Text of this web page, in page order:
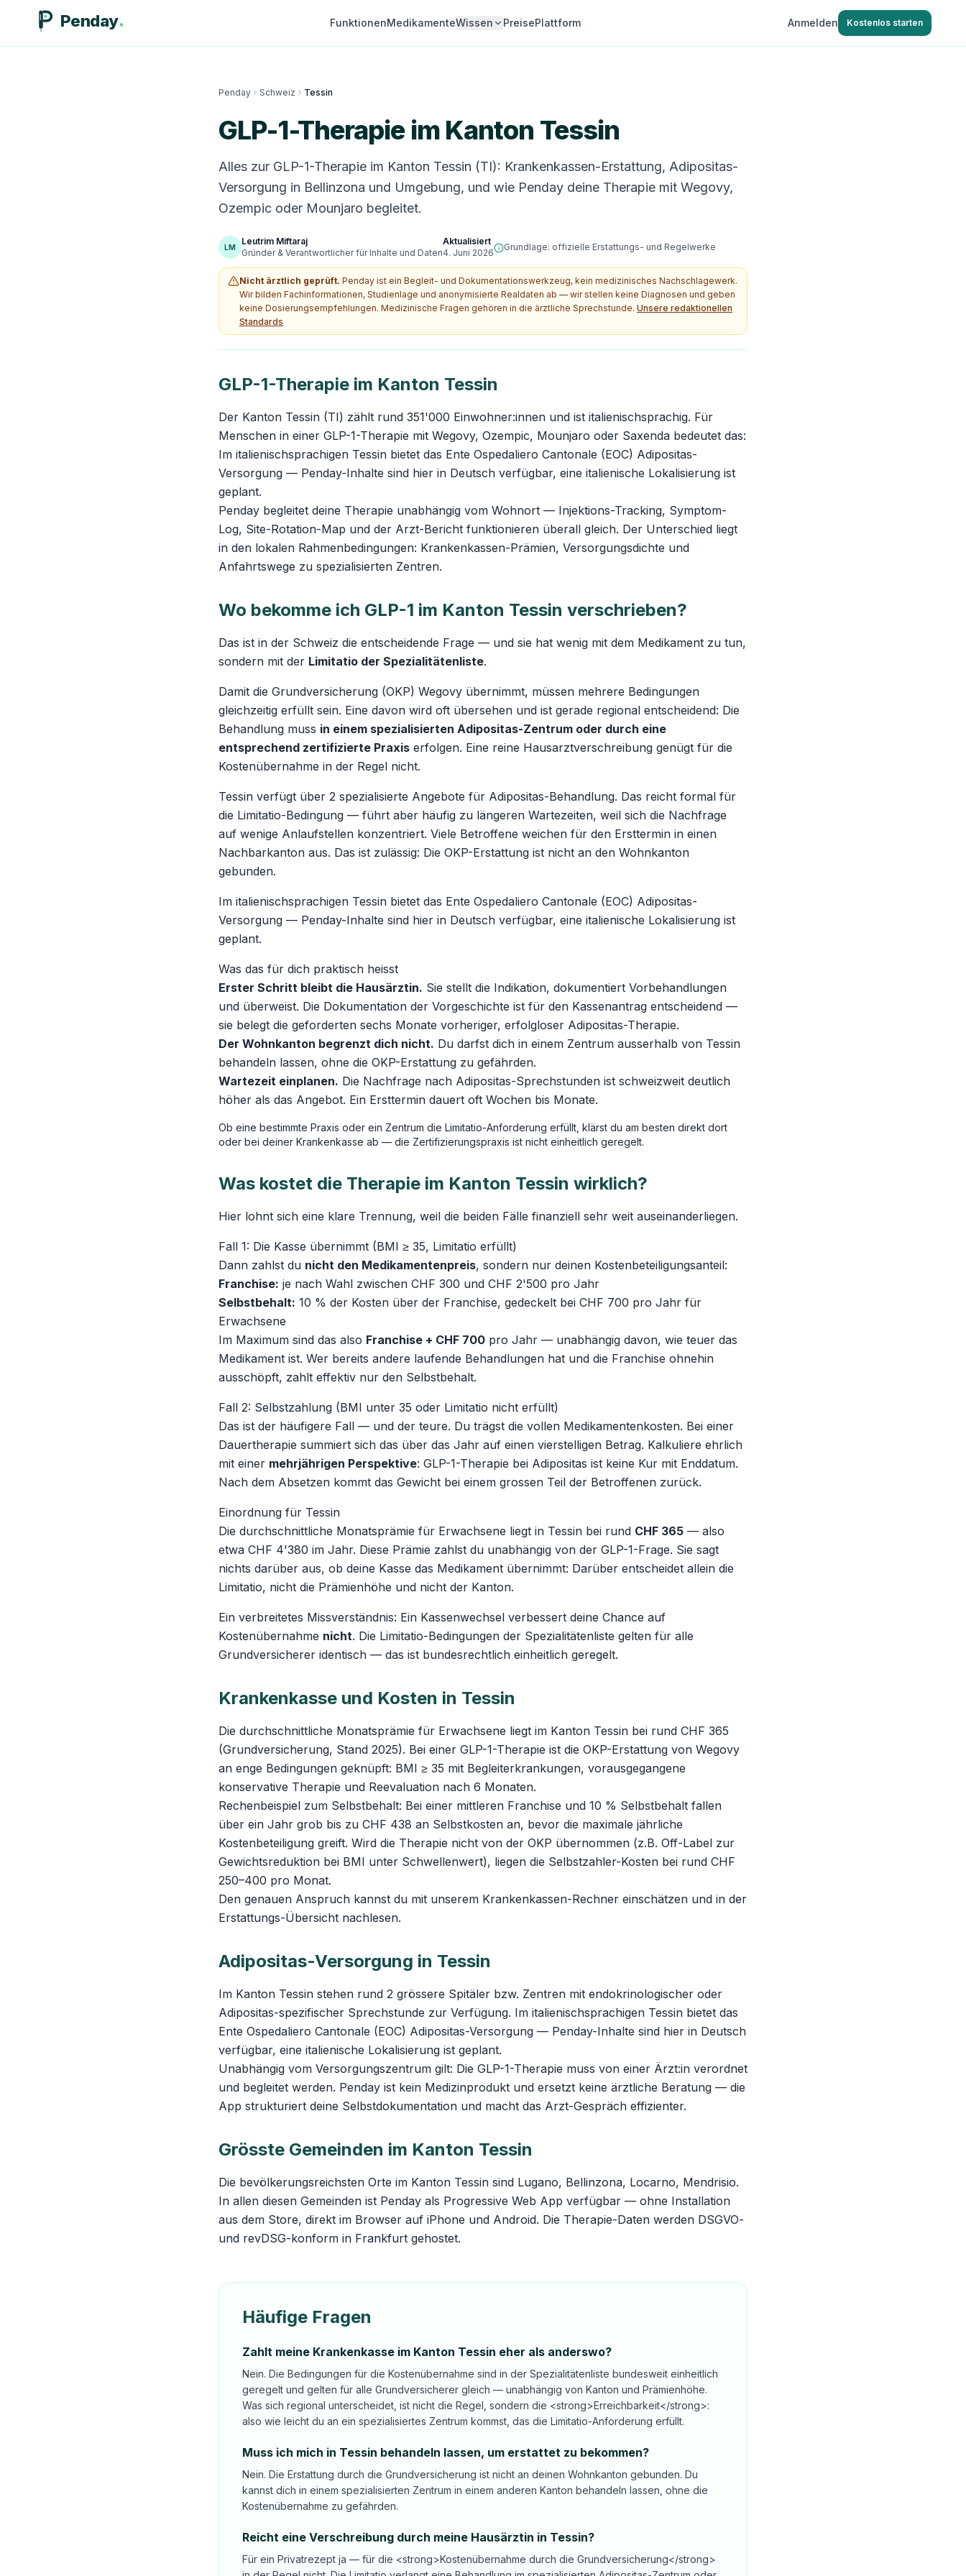
Penday FunktionenMedikamenteWissen PreisePlattform Anmelden Kostenlos starten
Penday Schweiz Tessin
GLP-1-Therapie im Kanton Tessin
Alles zur GLP-1-Therapie im Kanton Tessin (TI): Krankenkassen-Erstattung, Adipositas-
Versorgung in Bellinzona und Umgebung, und wie Penday deine Therapie mit Wegovy,
Ozempic oder Mounjaro begleitet.
LM
Leutrim Miftaraj
Gründer & Verantwortlicher für Inhalte und Daten
Aktualisiert
4. Juni 2026
Grundlage: offizielle Erstattungs- und Regelwerke
Nicht ärztlich geprüft. Penday ist ein Begleit- und Dokumentationswerkzeug, kein medizinisches Nachschlagewerk.
Wir bilden Fachinformationen, Studienlage und anonymisierte Realdaten ab — wir stellen keine Diagnosen und geben
keine Dosierungsempfehlungen. Medizinische Fragen gehören in die ärztliche Sprechstunde. Unsere redaktionellen
Standards
GLP-1-Therapie im Kanton Tessin
Der Kanton Tessin (TI) zählt rund 351'000 Einwohner:innen und ist italienischsprachig. Für
Menschen in einer GLP-1-Therapie mit Wegovy, Ozempic, Mounjaro oder Saxenda bedeutet das:
Im italienischsprachigen Tessin bietet das Ente Ospedaliero Cantonale (EOC) Adipositas-
Versorgung — Penday-Inhalte sind hier in Deutsch verfügbar, eine italienische Lokalisierung ist
geplant.
Penday begleitet deine Therapie unabhängig vom Wohnort — Injektions-Tracking, Symptom-
Log, Site-Rotation-Map und der Arzt-Bericht funktionieren überall gleich. Der Unterschied liegt
in den lokalen Rahmenbedingungen: Krankenkassen-Prämien, Versorgungsdichte und
Anfahrtswege zu spezialisierten Zentren.
Wo bekomme ich GLP-1 im Kanton Tessin verschrieben?
Das ist in der Schweiz die entscheidende Frage — und sie hat wenig mit dem Medikament zu tun,
sondern mit der Limitatio der Spezialitätenliste.
Damit die Grundversicherung (OKP) Wegovy übernimmt, müssen mehrere Bedingungen
gleichzeitig erfüllt sein. Eine davon wird oft übersehen und ist gerade regional entscheidend: Die
Behandlung muss in einem spezialisierten Adipositas-Zentrum oder durch eine
entsprechend zertifizierte Praxis erfolgen. Eine reine Hausarztverschreibung genügt für die
Kostenübernahme in der Regel nicht.
Tessin verfügt über 2 spezialisierte Angebote für Adipositas-Behandlung. Das reicht formal für
die Limitatio-Bedingung — führt aber häufig zu längeren Wartezeiten, weil sich die Nachfrage
auf wenige Anlaufstellen konzentriert. Viele Betroffene weichen für den Ersttermin in einen
Nachbarkanton aus. Das ist zulässig: Die OKP-Erstattung ist nicht an den Wohnkanton
gebunden.
Im italienischsprachigen Tessin bietet das Ente Ospedaliero Cantonale (EOC) Adipositas-
Versorgung — Penday-Inhalte sind hier in Deutsch verfügbar, eine italienische Lokalisierung ist
geplant.
Was das für dich praktisch heisst
Erster Schritt bleibt die Hausärztin. Sie stellt die Indikation, dokumentiert Vorbehandlungen
und überweist. Die Dokumentation der Vorgeschichte ist für den Kassenantrag entscheidend —
sie belegt die geforderten sechs Monate vorheriger, erfolgloser Adipositas-Therapie.
Der Wohnkanton begrenzt dich nicht. Du darfst dich in einem Zentrum ausserhalb von Tessin
behandeln lassen, ohne die OKP-Erstattung zu gefährden.
Wartezeit einplanen. Die Nachfrage nach Adipositas-Sprechstunden ist schweizweit deutlich
höher als das Angebot. Ein Ersttermin dauert oft Wochen bis Monate.
Ob eine bestimmte Praxis oder ein Zentrum die Limitatio-Anforderung erfüllt, klärst du am besten direkt dort
oder bei deiner Krankenkasse ab — die Zertifizierungspraxis ist nicht einheitlich geregelt.
Was kostet die Therapie im Kanton Tessin wirklich?
Hier lohnt sich eine klare Trennung, weil die beiden Fälle finanziell sehr weit auseinanderliegen.
Fall 1: Die Kasse übernimmt (BMI ≥ 35, Limitatio erfüllt)
Dann zahlst du nicht den Medikamentenpreis, sondern nur deinen Kostenbeteiligungsanteil:
Franchise: je nach Wahl zwischen CHF 300 und CHF 2'500 pro Jahr
Selbstbehalt: 10 % der Kosten über der Franchise, gedeckelt bei CHF 700 pro Jahr für
Erwachsene
Im Maximum sind das also Franchise + CHF 700 pro Jahr — unabhängig davon, wie teuer das
Medikament ist. Wer bereits andere laufende Behandlungen hat und die Franchise ohnehin
ausschöpft, zahlt effektiv nur den Selbstbehalt.
Fall 2: Selbstzahlung (BMI unter 35 oder Limitatio nicht erfüllt)
Das ist der häufigere Fall — und der teure. Du trägst die vollen Medikamentenkosten. Bei einer
Dauertherapie summiert sich das über das Jahr auf einen vierstelligen Betrag. Kalkuliere ehrlich
mit einer mehrjährigen Perspektive: GLP-1-Therapie bei Adipositas ist keine Kur mit Enddatum.
Nach dem Absetzen kommt das Gewicht bei einem grossen Teil der Betroffenen zurück.
Einordnung für Tessin
Die durchschnittliche Monatsprämie für Erwachsene liegt in Tessin bei rund CHF 365 — also
etwa CHF 4'380 im Jahr. Diese Prämie zahlst du unabhängig von der GLP-1-Frage. Sie sagt
nichts darüber aus, ob deine Kasse das Medikament übernimmt: Darüber entscheidet allein die
Limitatio, nicht die Prämienhöhe und nicht der Kanton.
Ein verbreitetes Missverständnis: Ein Kassenwechsel verbessert deine Chance auf
Kostenübernahme nicht. Die Limitatio-Bedingungen der Spezialitätenliste gelten für alle
Grundversicherer identisch — das ist bundesrechtlich einheitlich geregelt.
Krankenkasse und Kosten in Tessin
Die durchschnittliche Monatsprämie für Erwachsene liegt im Kanton Tessin bei rund CHF 365
(Grundversicherung, Stand 2025). Bei einer GLP-1-Therapie ist die OKP-Erstattung von Wegovy
an enge Bedingungen geknüpft: BMI ≥ 35 mit Begleiterkrankungen, vorausgegangene
konservative Therapie und Reevaluation nach 6 Monaten.
Rechenbeispiel zum Selbstbehalt: Bei einer mittleren Franchise und 10 % Selbstbehalt fallen
über ein Jahr grob bis zu CHF 438 an Selbstkosten an, bevor die maximale jährliche
Kostenbeteiligung greift. Wird die Therapie nicht von der OKP übernommen (z.B. Off-Label zur
Gewichtsreduktion bei BMI unter Schwellenwert), liegen die Selbstzahler-Kosten bei rund CHF
250–400 pro Monat.
Den genauen Anspruch kannst du mit unserem Krankenkassen-Rechner einschätzen und in der
Erstattungs-Übersicht nachlesen.
Adipositas-Versorgung in Tessin
Im Kanton Tessin stehen rund 2 grössere Spitäler bzw. Zentren mit endokrinologischer oder
Adipositas-spezifischer Sprechstunde zur Verfügung. Im italienischsprachigen Tessin bietet das
Ente Ospedaliero Cantonale (EOC) Adipositas-Versorgung — Penday-Inhalte sind hier in Deutsch
verfügbar, eine italienische Lokalisierung ist geplant.
Unabhängig vom Versorgungszentrum gilt: Die GLP-1-Therapie muss von einer Ärzt:in verordnet
und begleitet werden. Penday ist kein Medizinprodukt und ersetzt keine ärztliche Beratung — die
App strukturiert deine Selbstdokumentation und macht das Arzt-Gespräch effizienter.
Grösste Gemeinden im Kanton Tessin
Die bevölkerungsreichsten Orte im Kanton Tessin sind Lugano, Bellinzona, Locarno, Mendrisio.
In allen diesen Gemeinden ist Penday als Progressive Web App verfügbar — ohne Installation
aus dem Store, direkt im Browser auf iPhone und Android. Die Therapie-Daten werden DSGVO-
und revDSG-konform in Frankfurt gehostet.
Häufige Fragen
Zahlt meine Krankenkasse im Kanton Tessin eher als anderswo?
Nein. Die Bedingungen für die Kostenübernahme sind in der Spezialitätenliste bundesweit einheitlich
geregelt und gelten für alle Grundversicherer gleich — unabhängig von Kanton und Prämienhöhe.
Was sich regional unterscheidet, ist nicht die Regel, sondern die <strong>Erreichbarkeit</strong>:
also wie leicht du an ein spezialisiertes Zentrum kommst, das die Limitatio-Anforderung erfüllt.
Muss ich mich in Tessin behandeln lassen, um erstattet zu bekommen?
Nein. Die Erstattung durch die Grundversicherung ist nicht an deinen Wohnkanton gebunden. Du
kannst dich in einem spezialisierten Zentrum in einem anderen Kanton behandeln lassen, ohne die
Kostenübernahme zu gefährden.
Reicht eine Verschreibung durch meine Hausärztin in Tessin?
Für ein Privatrezept ja — für die <strong>Kostenübernahme durch die Grundversicherung</strong>